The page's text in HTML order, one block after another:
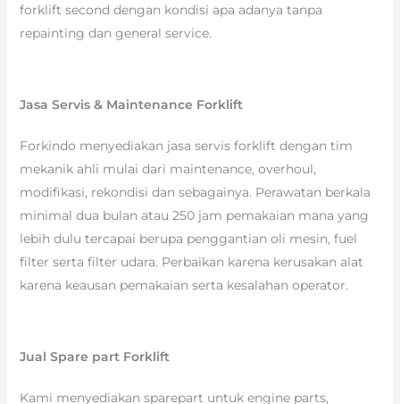
forklift second dengan kondisi apa adanya tanpa
repainting dan general service.
Jasa Servis & Maintenance Forklift
Forkindo menyediakan jasa servis forklift dengan tim
mekanik ahli mulai dari maintenance, overhoul,
modifikasi, rekondisi dan sebagainya. Perawatan berkala
minimal dua bulan atau 250 jam pemakaian mana yang
lebih dulu tercapai berupa penggantian oli mesin, fuel
filter serta filter udara. Perbaikan karena kerusakan alat
karena keausan pemakaian serta kesalahan operator.
Jual Spare part Forklift
Kami menyediakan sparepart untuk engine parts,